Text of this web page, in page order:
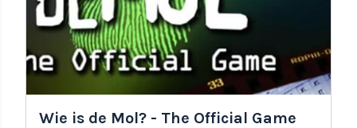
Wie is de Mol? - The Official Game